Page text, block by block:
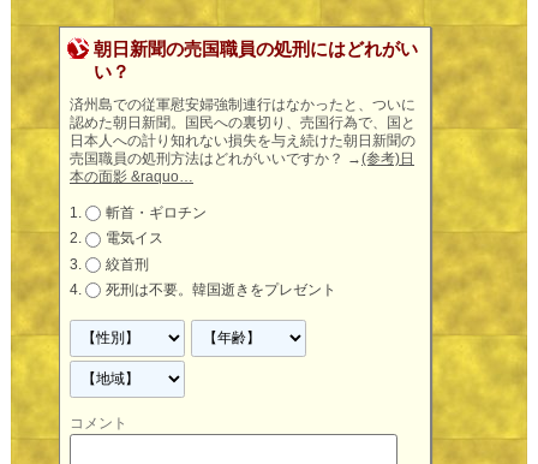
朝日新聞の売国職員の処刑にはどれがい
い？
済州島での従軍慰安婦強制連行はなかったと、ついに
認めた朝日新聞。国民への裏切り、売国行為で、国と
日本人への計り知れない損失を与え続けた朝日新聞の
売国職員の処刑方法はどれがいいですか？ →(参考)日
本の面影 &raquo…
斬首・ギロチン
電気イス
絞首刑
死刑は不要。韓国逝きをプレゼント
コメント